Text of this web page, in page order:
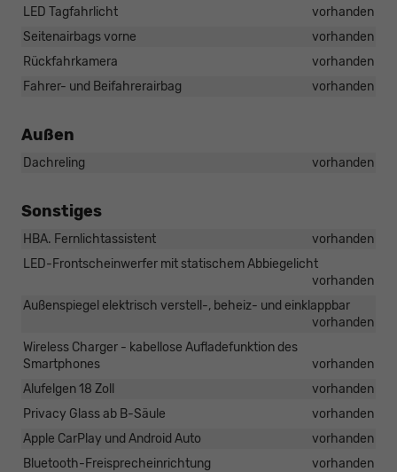
LED Tagfahrlicht
vorhanden
Seitenairbags vorne
vorhanden
Rückfahrkamera
vorhanden
Fahrer- und Beifahrerairbag
vorhanden
Außen
Dachreling vorhanden
Sonstiges
HBA. Fernlichtassistent
vorhanden
LED-Frontscheinwerfer mit statischem Abbiegelicht
vorhanden
Außenspiegel elektrisch verstell-, beheiz- und einklappbar
vorhanden
Wireless Charger - kabellose Aufladefunktion des
Smartphones
vorhanden
Alufelgen 18 Zoll
vorhanden
Privacy Glass ab B-Säule
vorhanden
Apple CarPlay und Android Auto
vorhanden
Bluetooth-Freisprecheinrichtung
vorhanden